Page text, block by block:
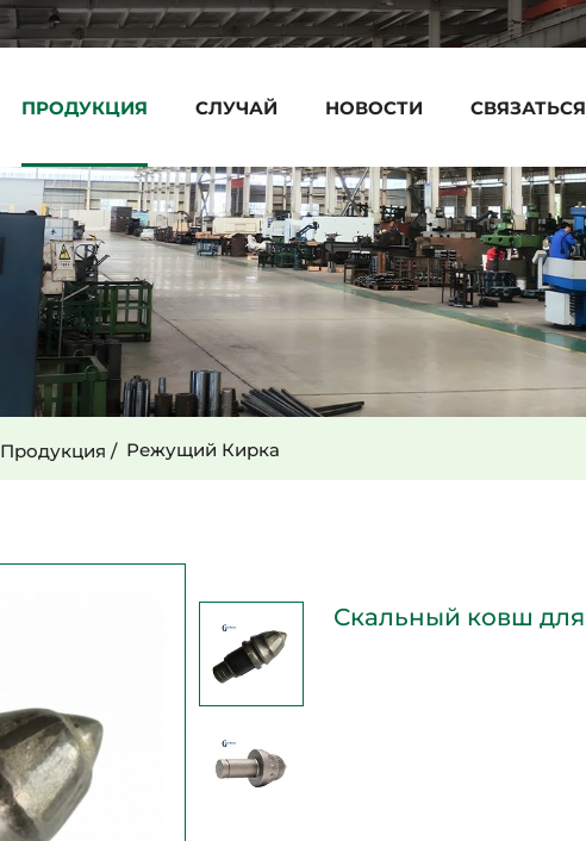
ПРОДУКЦИЯ СЛУЧАЙ НОВОСТИ
Продукция Режущий Кирка
Скальный ковш